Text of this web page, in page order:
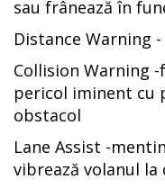
sau frânează în
Distance Warning -
Collision Warning
pericol iminent cu
obstacol
Lane Assist -
vibrează volanul